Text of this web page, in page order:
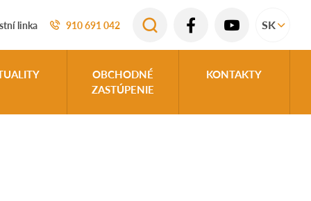
linka
910 691 042 SK
OBCHODNÉ
ZASTÚPENIE
KONTAKTY